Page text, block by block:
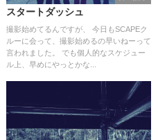
スタートダッシュ
撮影始めてるんですが、 今日もSCAPEク
ルーに会って、撮影始めるの早いねーって
言われました。 でも個人的なスケジュー
ル上、早めにやっとかな...